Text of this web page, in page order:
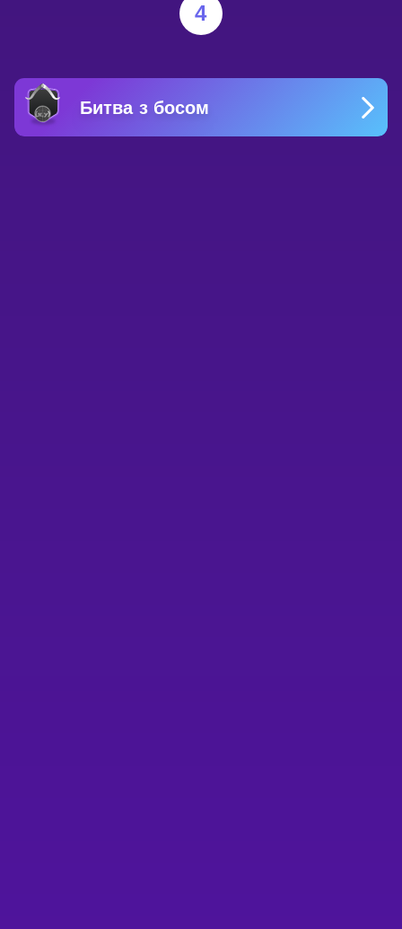
4
Битва з босом